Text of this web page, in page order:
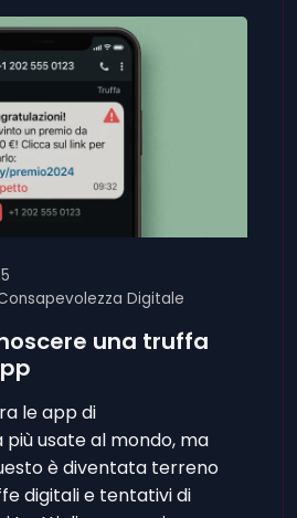
Digitale
una truffa
le app di
più usate al mondo, ma
è diventata terreno
digitali e tentativi di